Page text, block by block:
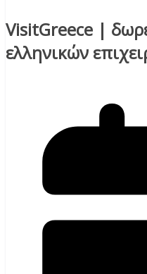
VisitGreece |
ελληνικών